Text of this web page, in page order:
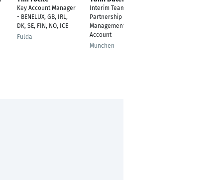
Key Account Manager
- BENELUX, GB, IRL,
DK, SE, FIN, NO, ICE
Fulda
Interim Team Leader
Partnership
Management Key
Account
München